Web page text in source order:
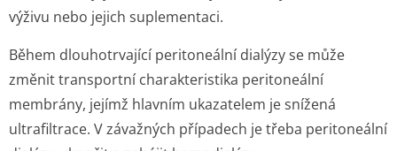
výživu nebo jejich suplementaci.
Během dlouhotrvající peritoneální dialýzy se může
změnit transportní charakteristika peritoneální
membrány, jejímž hlavním ukazatelem je snížená
ultrafiltrace. V závažných případech je třeba peritoneální